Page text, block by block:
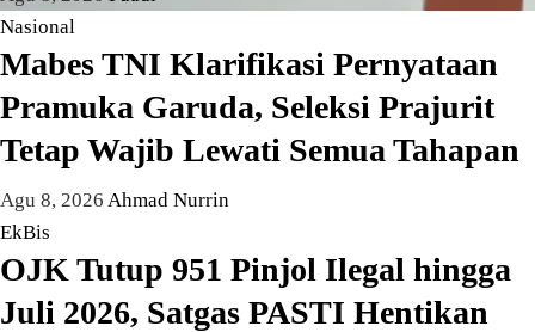
Nasional
Mabes TNI Klarifikasi Pernyataan
Pramuka Garuda, Seleksi Prajurit
Tetap Wajib Lewati Semua Tahapan
Agu 8, 2026 Ahmad Nurrin
EkBis
OJK Tutup 951 Pinjol Ilegal hingga
Juli 2026, Satgas PASTI Hentikan